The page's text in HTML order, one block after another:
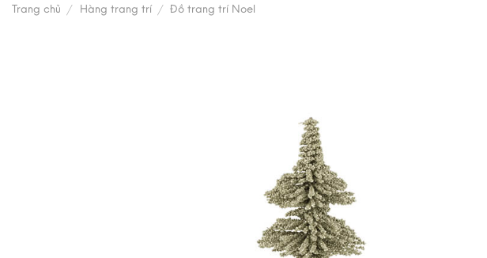
Trang chủ / Hàng trang trí / Đồ trang trí Noel